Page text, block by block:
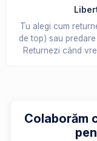
Tu alegi cum
de top) sau
Returnezi când
Colaborăm